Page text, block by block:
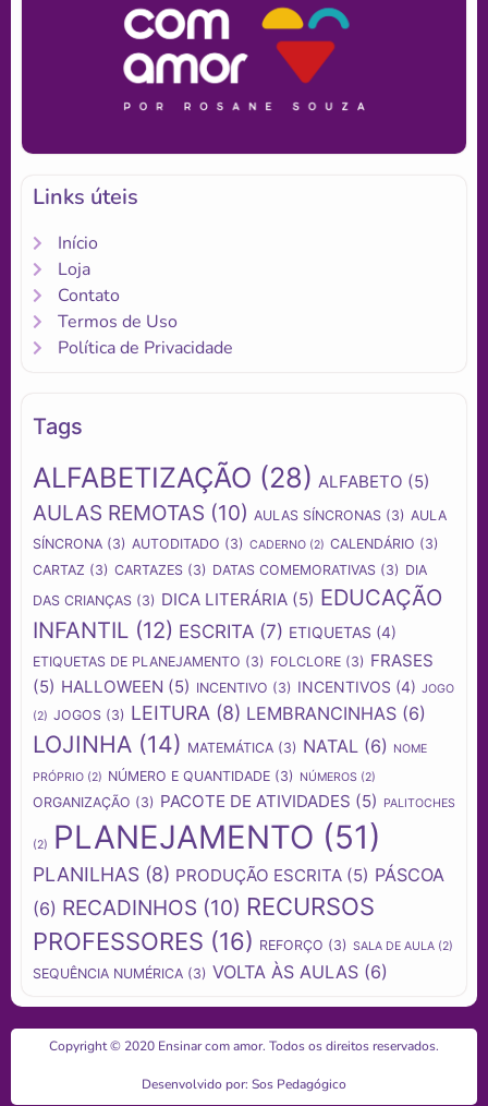
Links úteis
Início
Loja
Contato
Termos de Uso
Política de Privacidade
Tags
ALFABETIZAÇÃO (28) ALFABETO (5)
AULAS REMOTAS (10) AULAS SÍNCRONAS (3) AULA
SÍNCRONA (3) AUTODITADO (3) CADERNO (2) CALENDÁRIO (3)
CARTAZ (3) CARTAZES (3) DATAS COMEMORATIVAS (3) DIA
DAS CRIANÇAS (3) DICA LITERÁRIA (5) EDUCAÇÃO
INFANTIL (12) ESCRITA (7) ETIQUETAS (4)
ETIQUETAS DE PLANEJAMENTO (3) FOLCLORE (3) FRASES
(5) HALLOWEEN (5) INCENTIVO (3) INCENTIVOS (4) JOGO
(2) JOGOS (3) LEITURA (8) LEMBRANCINHAS (6)
LOJINHA (14) MATEMÁTICA (3) NATAL (6)
NOME
PRÓPRIO (2) NÚMERO E QUANTIDADE (3) NÚMEROS (2)
ORGANIZAÇÃO (3) PACOTE DE ATIVIDADES (5) PALITOCHES
(2) PLANEJAMENTO (51)
PLANILHAS (8) PRODUÇÃO ESCRITA (5) PÁSCOA
(6) RECADINHOS (10) RECURSOS
PROFESSORES (16) REFORÇO (3) SALA DE AULA (2)
SEQUÊNCIA NUMÉRICA (3) VOLTA ÀS AULAS (6)
Copyright © 2020 Ensinar com amor. Todos os direitos reservados.
Desenvolvido por: Sos Pedagógico